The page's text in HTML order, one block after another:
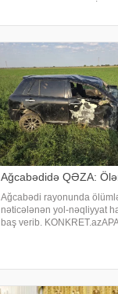
Ağcabədidə QƏZA:
Ağcabədi rayonunda
nəticələnən yol-nəqliyyat
baş verib.